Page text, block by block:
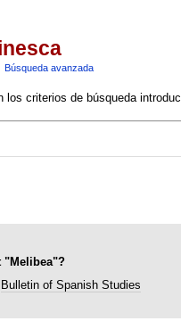
Búsqueda avanzada
los criterios de búsqueda
"Melibea"?
Bulletin of Spanish Studies